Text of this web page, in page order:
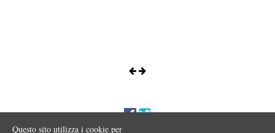
Questo sito utilizza i cookie per